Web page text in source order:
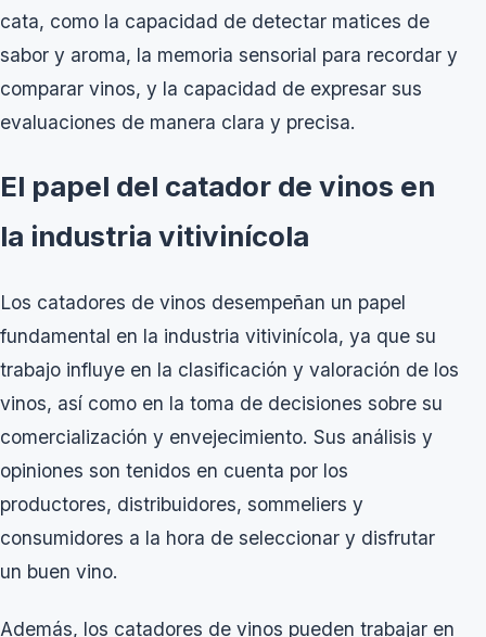
cata, como la capacidad de detectar matices de
sabor y aroma, la memoria sensorial para recordar y
comparar vinos, y la capacidad de expresar sus
evaluaciones de manera clara y precisa.
El papel del catador de vinos en
la industria vitivinícola
Los catadores de vinos desempeñan un papel
fundamental en la industria vitivinícola, ya que su
trabajo influye en la clasificación y valoración de los
vinos, así como en la toma de decisiones sobre su
comercialización y envejecimiento. Sus análisis y
opiniones son tenidos en cuenta por los
productores, distribuidores, sommeliers y
consumidores a la hora de seleccionar y disfrutar
un buen vino.
Además, los catadores de vinos pueden trabajar en